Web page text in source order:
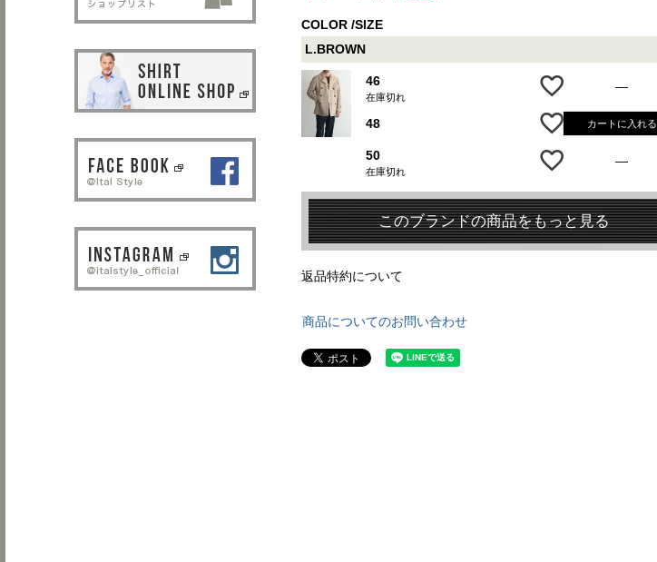
COLOR SIZE
L.BROWN
46
在庫切れ
—
48 カートに入れる
50
在庫切れ
—
このブランドの商品をもっと見る
返品特約について
商品についてのお問い合わせ